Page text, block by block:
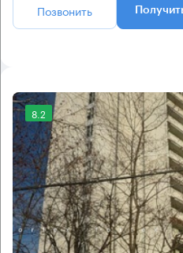
Позвонить
8.2